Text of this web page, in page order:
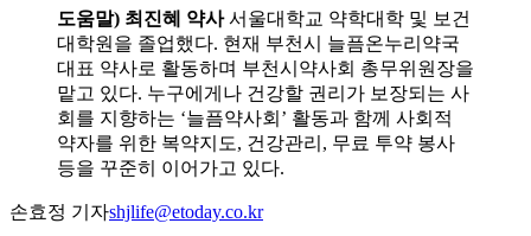
도움말) 최진혜 약사서울대학교 약학대학 및 보건
대학원을 졸업했다. 현재 부천시 늘픔온누리약국
대표 약사로 활동하며 부천시약사회 총무위원장을
맡고 있다. 누구에게나 건강할 권리가 보장되는 사
회를 지향하는 ‘늘픔약사회’ 활동과 함께 사회적
약자를 위한 복약지도, 건강관리, 무료 투약 봉사
등을 꾸준히 이어가고 있다.
손효정 기자shjlife@etoday.co.kr